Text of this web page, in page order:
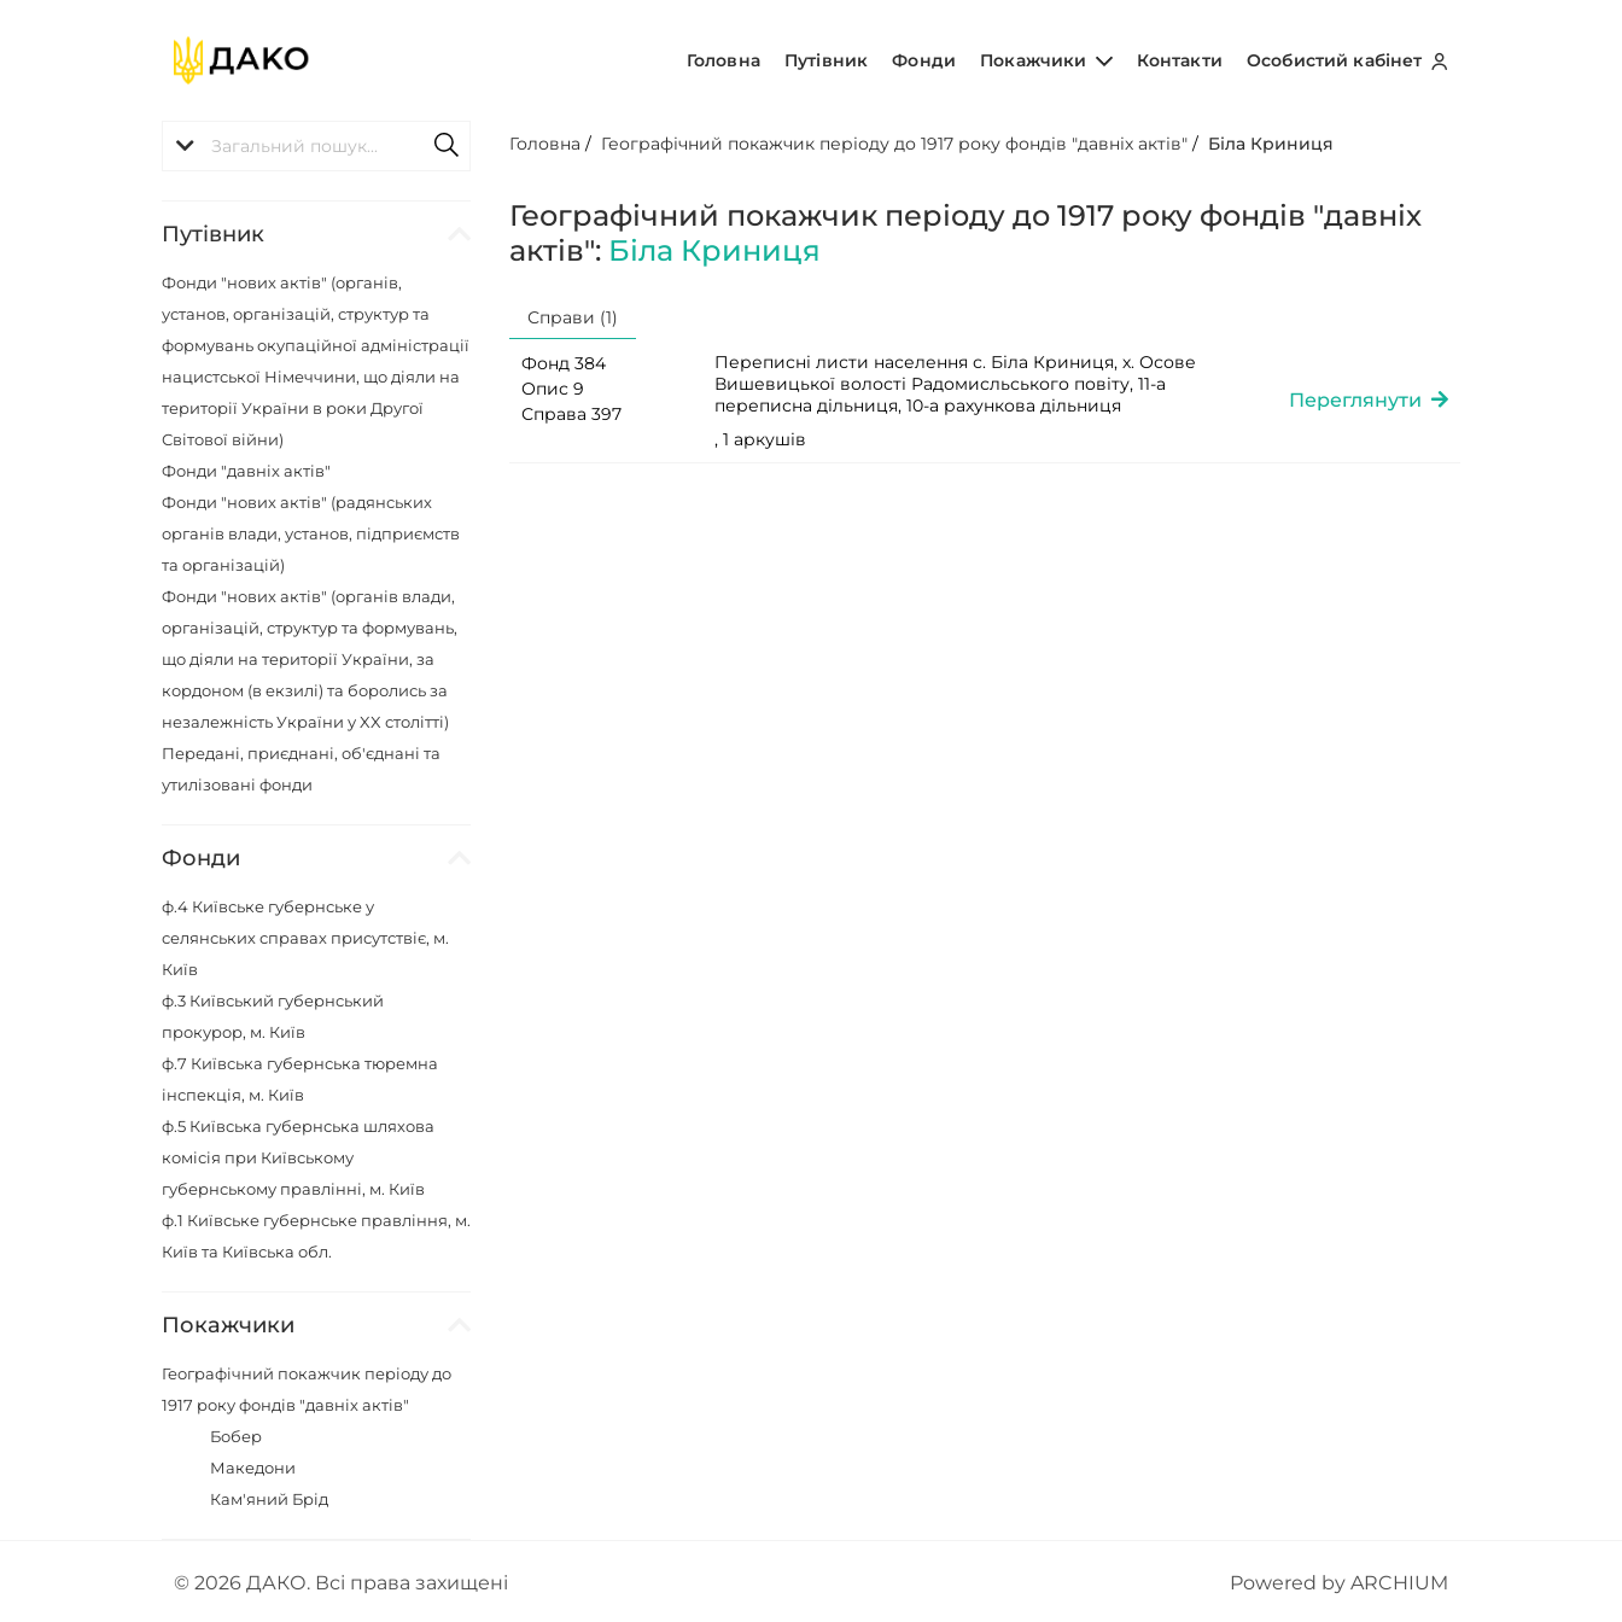
Головна Путівник Фонди Покажчики Контакти Особистий кабінет
Путівник
Фонди "нових актів" (органів,
установ, організацій, структур та
формувань окупаційної адміністрації
нацистської Німеччини, що діяли на
території України в роки Другої
Світової війни)
Фонди "давніх актів"
Фонди "нових актів" (радянських
органів влади, установ, підприємств
та організацій)
Фонди "нових актів" (органів влади,
організацій, структур та формувань,
що діяли на території України, за
кордоном (в екзилі) та боролись за
незалежність України у XX столітті)
Передані, приєднані, об'єднані та
утилізовані фонди
Фонди
ф.4 Київське губернське у
селянських справах присутствіє, м.
Київ
ф.3 Київський губернський
прокурор, м. Київ
ф.7 Київська губернська тюремна
інспекція, м. Київ
ф.5 Київська губернська шляхова
комісія при Київському
губернському правлінні, м. Київ
ф.1 Київське губернське правління, м.
Київ та Київська обл.
Покажчики
Географічний покажчик періоду до
1917 року фондів "давніх актів"
Бобер
Македони
Кам'яний Брід
Головна / Географічний покажчик періоду до 1917 року фондів "давніх актів" / Біла Криниця
Географічний покажчик періоду до 1917 року фондів "давніх
актів": Біла Криниця
Справи (1)
Фонд 384
Опис 9
Справа 397
Переписні листи населення с. Біла Криниця, х. Осове
Вишевицької волості Радомисльського повіту, 11-а
переписна дільниця, 10-а рахункова дільниця
, 1 аркушів
Переглянути
© 2026ДАКО. Всі права захищені Powered by ARCHIUM